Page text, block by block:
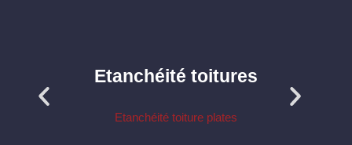
Etanchéité toitures
Etanchéité toiture plates